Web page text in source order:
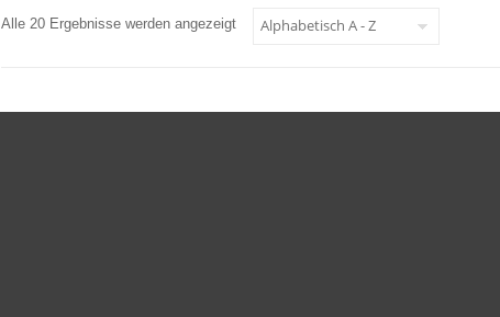
Alle 20 Ergebnisse werden angezeigt